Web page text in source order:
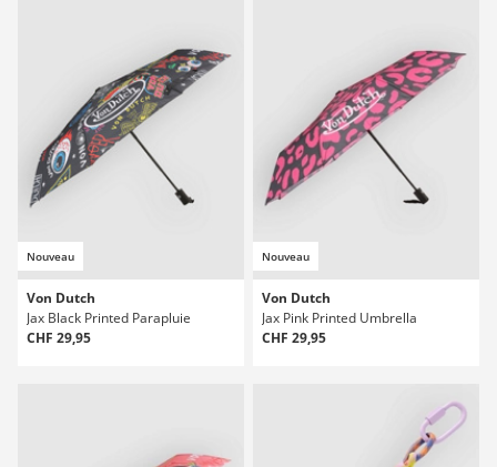
Nouveau
Von Dutch
Jax Black Printed Parapluie
CHF 29,95
Nouveau
Von Dutch
Jax Pink Printed Umbrella
CHF 29,95